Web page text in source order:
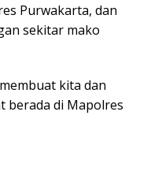
Purwakarta, dan
sekitar mako
kita dan
berada di Mapolres